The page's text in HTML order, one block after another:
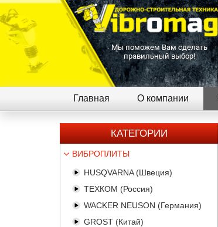
Мы поможем Вам сделать
правильный выбор!
Главная О компании
КАТЕГОРИИ
ВИБРОПЛИТЫ
HUSQVARNA (Швеция)
ТЕХКОМ (Россия)
WACKER NEUSON (Германия)
GROST (Китай)